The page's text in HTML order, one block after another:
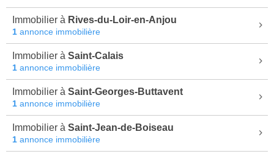
Immobilier à Rives-du-Loir-en-Anjou
1 annonce immobilière
Immobilier à Saint-Calais
1 annonce immobilière
Immobilier à Saint-Georges-Buttavent
1 annonce immobilière
Immobilier à Saint-Jean-de-Boiseau
1 annonce immobilière